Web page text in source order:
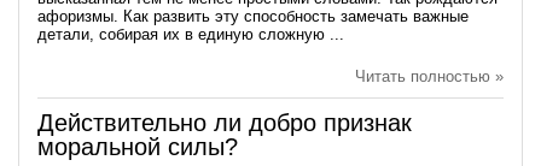
афоризмы. Как развить эту способность замечать важные
детали, собирая их в единую сложную ...
Читать полностью »
Действительно ли добро признак
моральной силы?